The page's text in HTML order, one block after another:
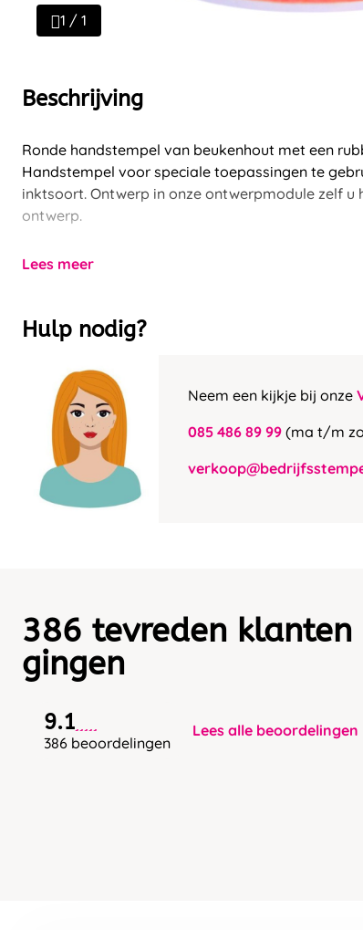
1 / 1
Beschrijving
Ronde handstempel van beukenhout met een
Handstempel voor speciale toepassingen te
inktsoort. Ontwerp in onze ontwerpmodule zelf
ontwerp.
Lees meer
Hulp nodig?
Neem een kijkje bij onze
085 486 89 99 (ma t/m
386 tevreden
gingen
9.1
386 beoordelingen
Lees alle beoordelingen